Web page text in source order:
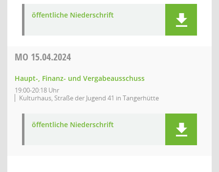
öffentliche Niederschrift
MO 15.04.2024
Haupt-, Finanz- und Vergabeausschuss
19:00-20:18 Uhr
Kulturhaus, Straße der Jugend 41 in Tangerhütte
öffentliche Niederschrift